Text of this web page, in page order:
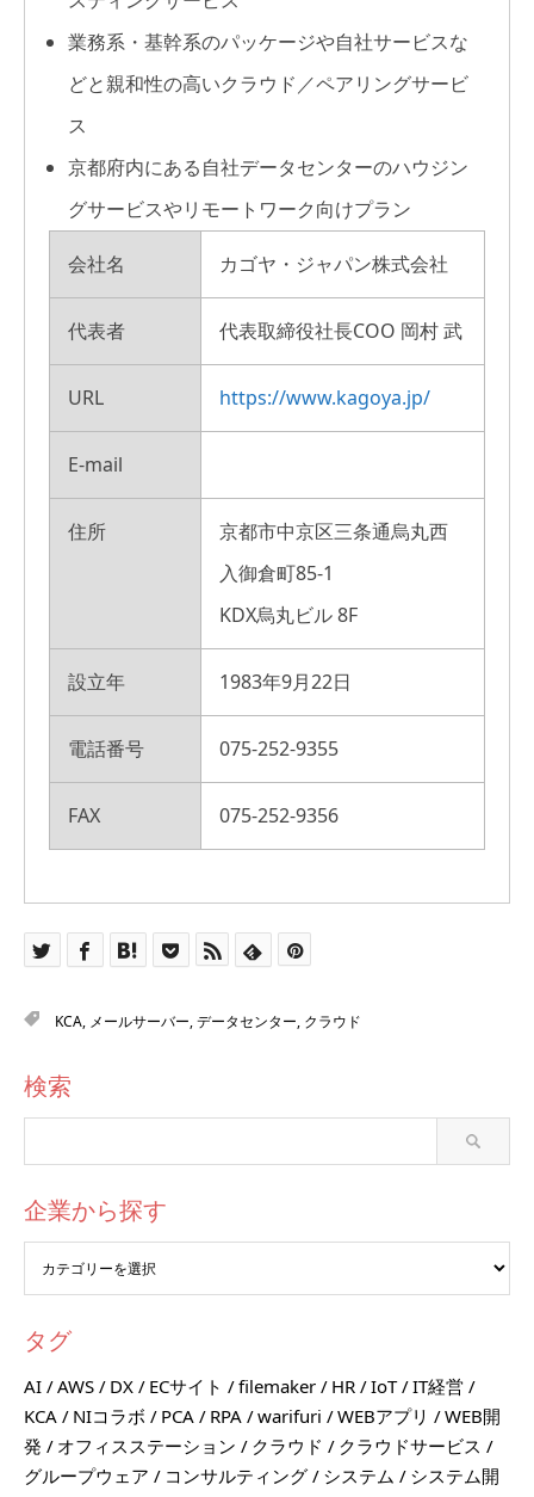
業務系・基幹系のパッケージや自社サービスな
どと親和性の高いクラウド／ペアリングサービ
ス
京都府内にある自社データセンターのハウジン
グサービスやリモートワーク向けプラン
会社名 カゴヤ・ジャパン株式会社
代表者 代表取締役社長COO 岡村 武
URL https://www.kagoya.jp/
E-mail
住所
京都市中京区三条通烏丸西
入御倉町85-1
KDX烏丸ビル 8F
設立年 1983年9月22日
電話番号 075-252-9355
FAX 075-252-9356
KCA, メールサーバー,データセンター, クラウド
検索
企業から探す
タグ
AI AWS DX ECサイト filemaker HR IoT
IT経営
KCA
NIコラボ PCA RPA warifuri WEBアプリ
WEB開
発
オフィスステーション クラウド
クラウドサービス
グループウェア
コンサルティング システム
システム開